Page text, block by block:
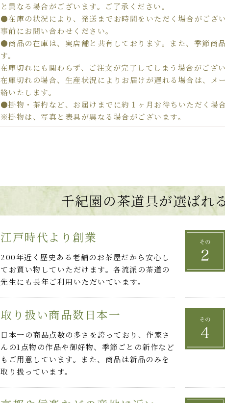
と異なる場合がございます。ご了承ください。
●在庫の状況により、発送までお時間をいただく場合がござ
事前にお問い合わせください。
●商品の在庫は、実店舗と共有しております。また、季節商
す。
在庫切れにも関わらず、ご注文が完了してしまう場合がござい
在庫切れの場合、生産状況によりお届けが遅れる場合は、メ
絡いたします。
●掛物・茶杓など、お届けまでに約１ヶ月お待ちいただく場合
※掛物は、写真と表具が異なる場合がございます。
千紀園の茶道具が選ばれる
江戸時代より創業
200年近く歴史ある老舗のお茶屋だから安心し
てお買い物していただけます。各流派の茶道の
先生にも長年ご利用いただいています。
取り扱い商品数日本一
日本一の商品点数の多さを誇っており、作家さ
んの1点物の作品や御好物、季節ごとの新作など
もご用意しています。また、商品は新品のみを
取り扱っています。